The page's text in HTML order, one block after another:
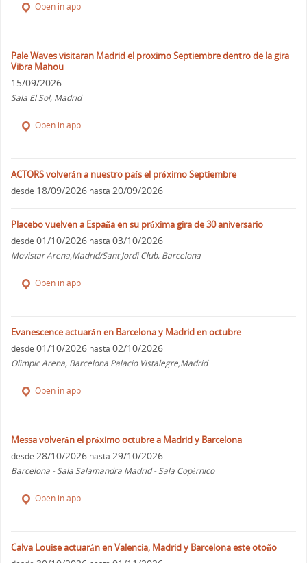
Open in app
Pale Waves visitaran Madrid el proximo Septiembre dentro de la gira
Vibra Mahou
15/09/2026
Sala El Sol, Madrid
Open in app
ACTORS volverán a nuestro país el próximo Septiembre
desde 18/09/2026 hasta 20/09/2026
Placebo vuelven a España en su próxima gira de 30 aniversario
desde 01/10/2026 hasta 03/10/2026
Movistar Arena,Madrid/Sant Jordi Club, Barcelona
Open in app
Evanescence actuarán en Barcelona y Madrid en octubre
desde 01/10/2026 hasta 02/10/2026
Olimpic Arena, Barcelona Palacio Vistalegre,Madrid
Open in app
Messa volverán el próximo octubre a Madrid y Barcelona
desde 28/10/2026 hasta 29/10/2026
Barcelona - Sala Salamandra Madrid - Sala Copérnico
Open in app
Calva Louise actuarán en Valencia, Madrid y Barcelona este otoño